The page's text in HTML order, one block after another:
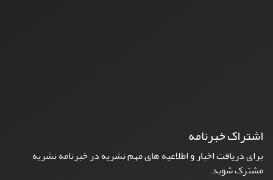
اشتراک خبرنامه
برای دریافت اخبار و اطلاعیه های مهم نشریه در خبرنامه نشریه
مشترک شوید.